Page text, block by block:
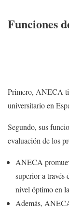
Funciones
Primero, ANECA
universitario en
Segundo, sus
evaluación de los
ANECA
superior a través
nivel óptimo en
Además,